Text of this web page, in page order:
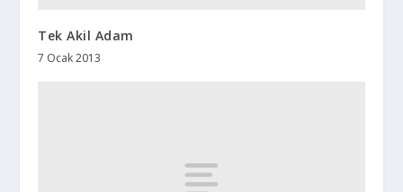
Tek Akil Adam
7 Ocak 2013